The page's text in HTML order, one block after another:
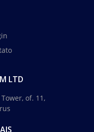
LTD
of. 11,